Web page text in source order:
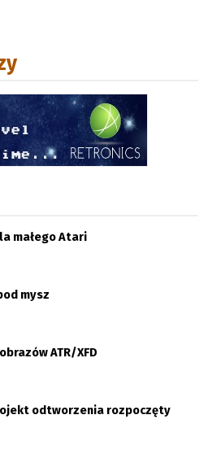
małego Atari
mysz
ATR/XFD
odtworzenia rozpoczęty